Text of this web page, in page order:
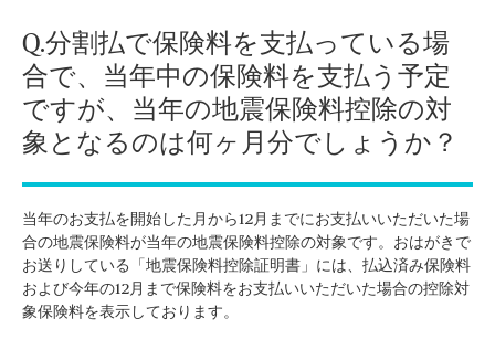
Q.分割払で保険料を支払っている場
合で、当年中の保険料を支払う予定
ですが、当年の地震保険料控除の対
象となるのは何ヶ月分でしょうか？
当年のお支払を開始した月から12月までにお支払いいただいた場
合の地震保険料が当年の地震保険料控除の対象です。おはがきで
お送りしている「地震保険料控除証明書」には、払込済み保険料
および今年の12月まで保険料をお支払いいただいた場合の控除対
象保険料を表示しております。